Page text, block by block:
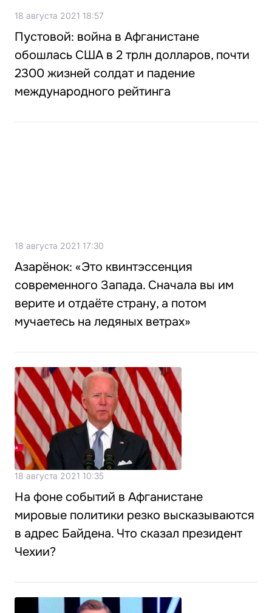
18 августа 2021 18:57
Пустовой: война в Афганистане
обошлась США в 2 трлн долларов, почти
2300 жизней солдат и падение
международного рейтинга
18 августа 2021 17:30
Азарёнок: «Это квинтэссенция
современного Запада. Сначала вы им
верите и отдаёте страну, а потом
мучаетесь на ледяных ветрах»
18 августа 2021 10:35
На фоне событий в Афганистане
мировые политики резко высказываются
в адрес Байдена. Что сказал президент
Чехии?